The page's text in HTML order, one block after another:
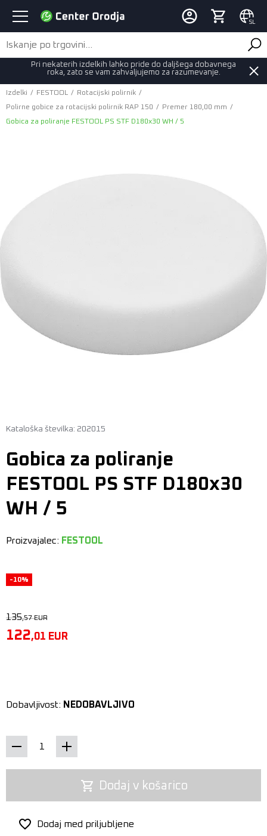
SL
Pri nekaterih izdelkih lahko pride do daljšega dobavnega
roka, zato se vam zahvaljujemo za razumevanje.
Izdelki / FESTOOL / Rotacijski polirnik /
Polirne gobice za rotacijski polirnik RAP 150 / Premer 180,00 mm /
Gobica za poliranje FESTOOL PS STF D180x30 WH / 5
Kataloška številka: 202015
Gobica za poliranje
FESTOOL PS STF D180x30
WH / 5
Proizvajalec: FESTOOL
-10%
135,57EUR
122,01 EUR
Dobavljivost: NEDOBAVLJIVO
Dodaj v košarico
Dodaj med priljubljene